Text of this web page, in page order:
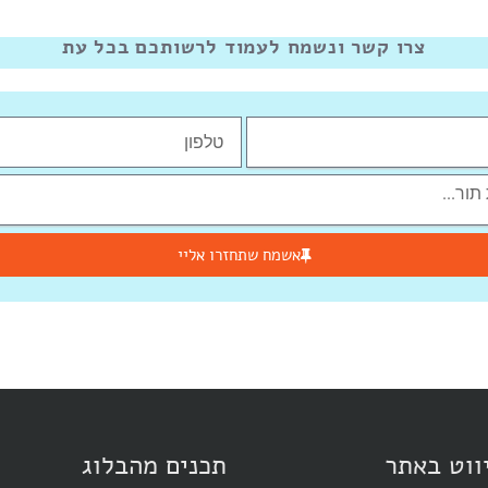
צרו קשר ונשמח לעמוד לרשותכם בכל עת
אשמח שתחזרו אליי
תכנים מהבלוג באתר